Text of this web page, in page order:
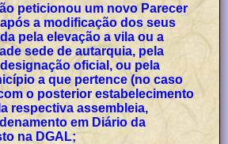
peticionou um novo Parecer
a modificação dos seus
pela elevação a vila ou a
sede de autarquia, pela
oficial, ou pela
a que pertence (no caso
o posterior estabelecimento
respectiva assembleia,
em Diário da
na DGAL;